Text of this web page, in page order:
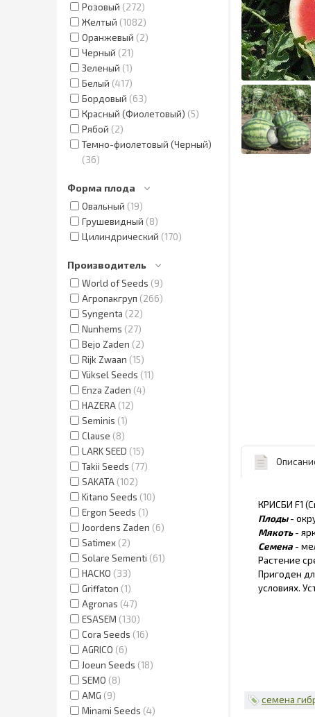
Розовый
272
Желтый 1082
Оранжевый
2
Черный
21
Зеленый 1
Белый 417
Бордовый
63
Красный (Фиолетовый)
5
Рябой
2
Темно-фиолетовый (Черный)
36
Форма плода
Овальный 19
Грушевидный
8
Цилиндрический 170
Производитель
World of Seeds
9
Агропакгруп
266
Syngenta
22
Nunhems
27
Bejo Zaden
2
Rijk Zwaan 15
Yüksel Seeds 11
Enza Zaden 4
HAZERA 12
Seminis 1
Clause
8
LARK SEED 15
Takii Seeds
77
SAKATA 102
Kitano Seeds 10
Ergon Seeds 1
Joordens Zaden
6
Satimex 2
Solare Sementi
61
НАСКО
33
Griffaton 1
Agronas 47
ESASEM 130
Cora Seeds 16
AGRICO
6
Joeun Seeds 18
SEMO
8
AMG
9
Minami Seeds 4
КРИСБИ F1
Плоды-
Мякоть-
Семена -
Растение
Пригоден
условиях.
семена